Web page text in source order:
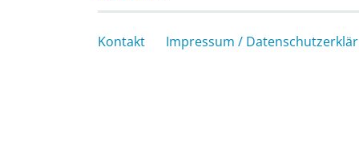
Kontakt Impressum /